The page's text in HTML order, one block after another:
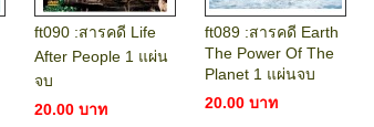
ft090 :สารคดี Life
After People 1 แผ่น
จบ
20.00 บาท
ft089 :สารคดี Earth
The Power Of The
Planet 1 แผ่นจบ
20.00 บาท